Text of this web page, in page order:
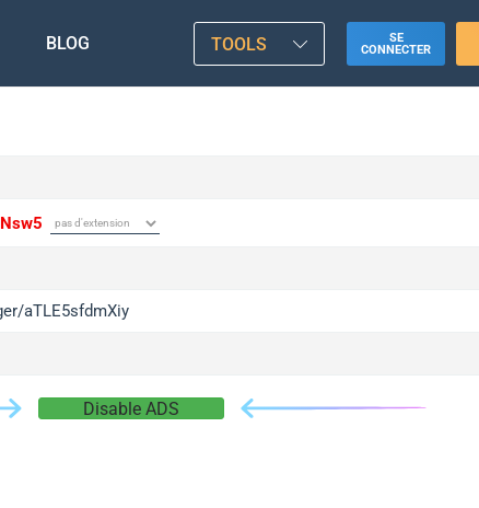
BLOG TOOLS
SE
CONNECTER
aTLE5sfdmXiy
Disable ADS